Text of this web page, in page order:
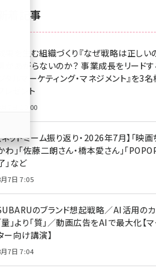
z世代 (1623)
meo (1277)
llmo (1166)
新着記事
成果を生む組織づくり『なぜ戦略は正しい
果があがらないのか？ 事業成長をリード
ジタルマーケティング・マネジメント』を3
プレゼント
8月7日 10:00
ネットミーム振り返り・2026年7月】「映画
わ」「佐藤二朗さん・橋本愛さん」「
」など
7日 7:05
のブランド想起戦略／AI活用の
量」より「質」／動画広告をAIで最大化【
ー向け講演】
7日 7:04